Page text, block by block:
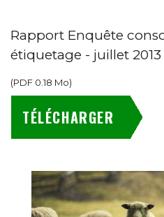
Rapport Enquête
étiquetage - juillet 2013
(PDF 0.18 Mo)
TÉLÉCHARGER